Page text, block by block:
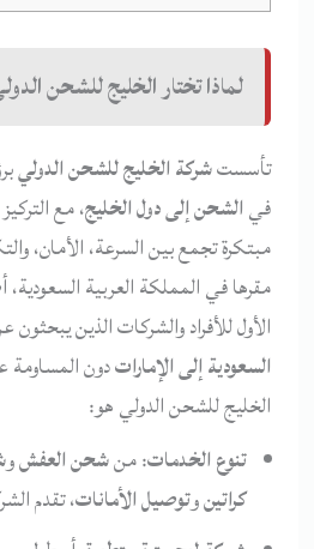
لماذا تختار الخليج للشحن
تأسستشركة الخليج للشحن الدولي
فيالشحن إلى دول الخليج، مع
مبتكرة تجمع بين السرعة، الأمان،
مقرها في المملكة العربية
الأول للأفراد والشركات الذين
السعودية إلى الإماراتدون المساومة
الخليج للشحن الدولي هو:
تنوع الخدمات: منشحن العفشو
كراتينوتوصيل الأمانات، تقدم